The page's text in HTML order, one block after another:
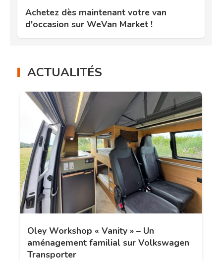
Achetez dès maintenant votre van
d'occasion sur WeVan Market !
ACTUALITÉS
Oley Workshop « Vanity » – Un
aménagement familial sur Volkswagen
Transporter